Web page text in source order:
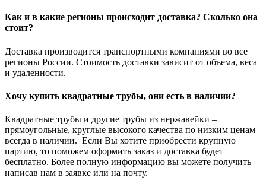
Как и в какие регионы происходит доставка? Сколько она
стоит?
Доставка производится транспортными компаниями во все
регионы России. Стоимость доставки зависит от объема, веса
и удаленности.
Хочу купить квадратные трубы, они есть в наличии?
Квадратные трубы и другие трубы из нержавейки –
прямоугольные, круглые высокого качества по низким ценам
всегда в наличии. Если Вы хотите приобрести крупную
партию, то поможем оформить заказ и доставка будет
бесплатно. Более полную информацию вы можете получить
написав нам в заявке или на почту.